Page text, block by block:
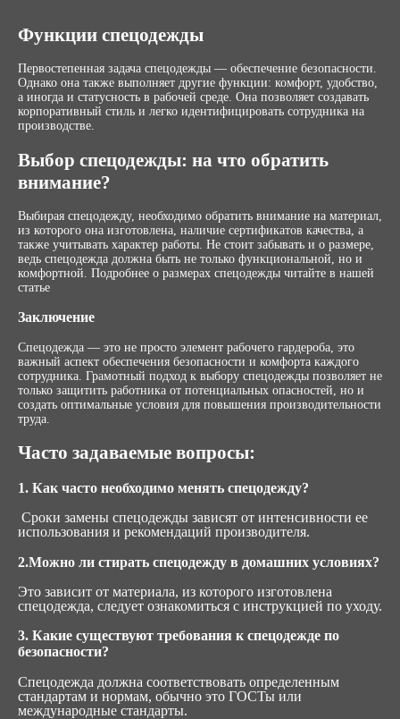
Функции спецодежды
Первостепенная задача спецодежды — обеспечение безопасности.
Однако она также выполняет другие функции: комфорт, удобство,
а иногда и статусность в рабочей среде. Она позволяет создавать
корпоративный стиль и легко идентифицировать сотрудника на
производстве.
Выбор спецодежды: на что обратить
внимание?
Выбирая спецодежду, необходимо обратить внимание на материал,
из которого она изготовлена, наличие сертификатов качества, а
также учитывать характер работы. Не стоит забывать и о размере,
ведь спецодежда должна быть не только функциональной, но и
комфортной. Подробнее о размерах спецодежды читайте в нашей
статье
Заключение
Спецодежда — это не просто элемент рабочего гардероба, это
важный аспект обеспечения безопасности и комфорта каждого
сотрудника. Грамотный подход к выбору спецодежды позволяет не
только защитить работника от потенциальных опасностей, но и
создать оптимальные условия для повышения производительности
труда.
Часто задаваемые вопросы:
1. Как часто необходимо менять спецодежду?
Сроки замены спецодежды зависят от интенсивности ее
использования и рекомендаций производителя.
2.Можно ли стирать спецодежду в домашних условиях?
Это зависит от материала, из которого изготовлена
спецодежда, следует ознакомиться с инструкцией по уходу.
3. Какие существуют требования к спецодежде по
безопасности?
Спецодежда должна соответствовать определенным
стандартам и нормам, обычно это ГОСТы или
международные стандарты.